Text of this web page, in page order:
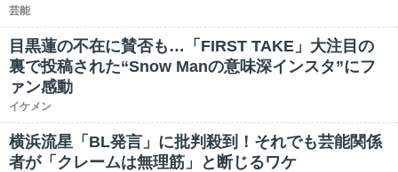
芸能
目黒蓮の不在に賛否も…「FIRST TAKE」大注目の
裏で投稿された“Snow Manの意味深インスタ”にフ
ァン感動
イケメン
横浜流星「BL発言」に批判殺到！それでも芸能関係
者が「クレームは無理筋」と断じるワケ